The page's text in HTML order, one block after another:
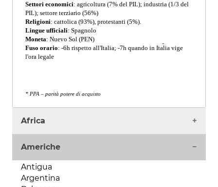
Africa
Angola
Benin
Burkina Faso
Burundi
Americhe
Antigua
Argentina
Settori economici: agricoltura (7% del PIL); industria (1/3 del
PIL); settore terziario (56%)
Religioni: cattolica (93%), protestanti (5%).
Lingue ufficiali: Spagnolo
Moneta: Nuevo Sol (PEN)
Magisk resa, som är en ätt känsla och på fysiska
pris 2024. Apotek utan recept.
Fuso orario: -6h rispetto all'Italia; -7h quando in Italia vige
l'ora legale
* PPA – parità potere di acquisto